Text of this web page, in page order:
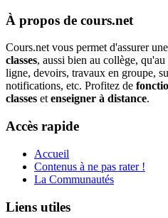
À propos de cours.net
Cours.net vous permet d'assurer une
classes, aussi bien au collège,
ligne, devoirs, travaux en groupe,
notifications, etc. Profitez de
classes etenseigner à distance.
Accès rapide
Accueil
Contenus à ne pas rater !
La Communautés
Liens utiles